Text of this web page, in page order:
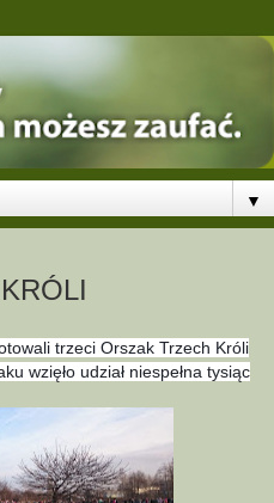
▼
trzeci Orszak Trzech Króli
wzięło udział niespełna tysiąc